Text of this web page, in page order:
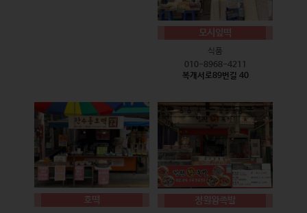
모시잎떡
식품
010-8968-4211
복개서로89번길 40
호떡 정원왕족발